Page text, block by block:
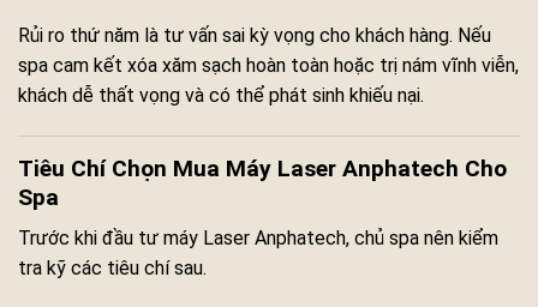
Rủi ro thứ năm là tư vấn sai kỳ vọng cho khách hàng. Nếu
spa cam kết xóa xăm sạch hoàn toàn hoặc trị nám vĩnh viễn,
khách dễ thất vọng và có thể phát sinh khiếu nại.
Tiêu Chí Chọn Mua Máy Laser Anphatech Cho
Spa
Trước khi đầu tư máy Laser Anphatech, chủ spa nên kiểm
tra kỹ các tiêu chí sau.